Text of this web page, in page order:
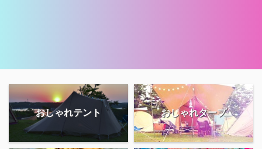
おしゃれテント おしゃれタープ